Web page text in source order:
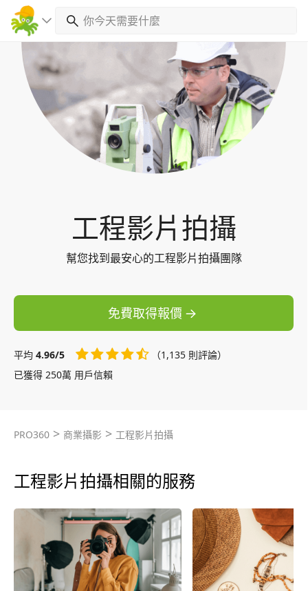
工程影片拍攝
幫您找到最安心的工程影片拍攝團隊
免費取得報價
平均 4.96/5
（1,135 則評論）
已獲得 250萬 用戶信賴
PRO360 > 商業攝影 > 工程影片拍攝
工程影片拍攝相關的服務